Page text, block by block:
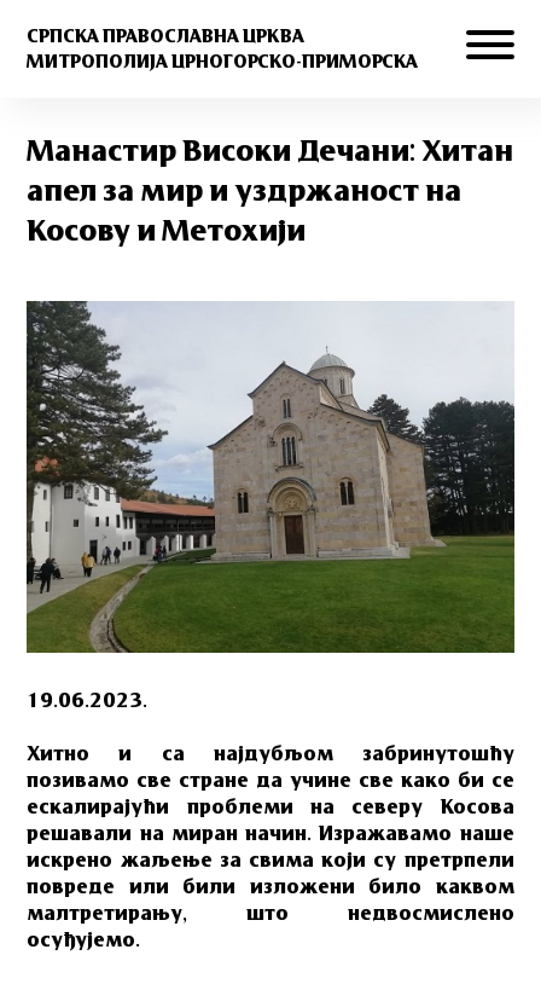
СРПСКА ПРАВОСЛАВНА ЦРКВА
МИТРОПОЛИЈА ЦРНОГОРСКО-ПРИМОРСКА
Манастир Високи Дечани: Хитан
апел за мир и уздржаност на
Косову и Метохији
19.06.2023.
Хитно и са најдубљом забринутошћу
позивамо све стране да учине све како би се
ескалирајући проблеми на северу Косова
решавали на миран начин. Изражавамо наше
искрено жаљење за свима који су претрпели
повреде или били изложени било каквом
малтретирању, што недвосмислено
осуђујемо.